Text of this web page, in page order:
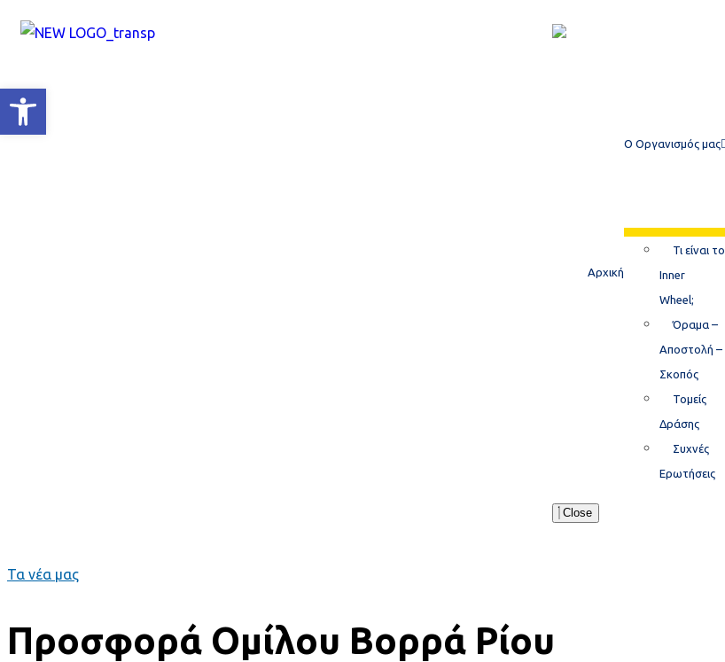
Αρχική
Ο Οργανισμός μας
Τι είναι το
Inner
Wheel;
Όραμα –
Αποστολή –
Σκοπός
Τομείς
Δράσης
Συχνές
Ερωτήσεις
Close
Τα νέα μας
Προσφορά Ομίλου Βορρά Ρίου
Ανοίξτε τη γραμμή εργαλείων